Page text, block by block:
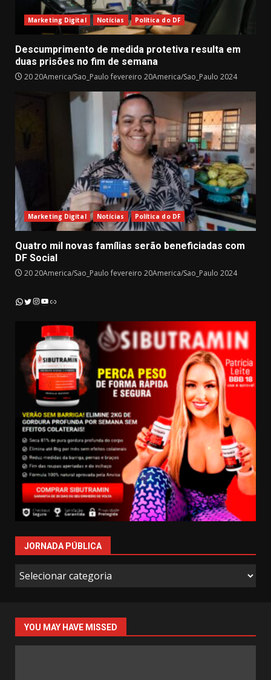
Marketing Digital Notícias Política do DF
Descumprimento de medida protetiva resulta em
duas prisões no fim de semana
20 20America/Sao_Paulo fevereiro 20America/Sao_Paulo 2024
Marketing Digital Notícias Política do DF
Quatro mil novas famílias serão beneficiadas com
DF Social
20 20America/Sao_Paulo fevereiro 20America/Sao_Paulo 2024
WhatsApp
Twitter
Instagram
YouTube
Link
JORNADA PÚBLICA
Jornada
Pública
YOU MAY HAVE MISSED